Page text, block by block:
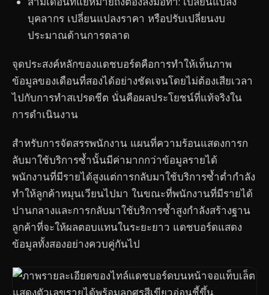
บุคลากร เปลี่ยนแปลงราคา หรือปรับเปลี่ยนงบ
ประมาณด้านการตลาด
จุดประสงค์หลักของแดชบอร์ดคือการทำให้เห็นภาพ
ข้อมูลของเดือนที่สองได้อย่างชัดเจนโดยไม่ต้องเสียเวลา
ไปกับการทำสเปรดชีต นั่นคือผลประโยชน์ที่แท้จริงใน
การดำเนินงาน
สำหรับการจัดสรรพนักงาน แผนที่ความร้อนแสดงการก
ลับมาใช้บริการซ้ำนั้นมีค่ามากกว่าข้อมูลรายได้
พนักงานที่มีรายได้สูงแต่การกลับมาใช้บริการซ้ำต่ำกำลัง
ทำให้ลูกค้าหมุนเวียนไปมา ในขณะที่พนักงานที่มีรายได้
ปานกลางและการกลับมาใช้บริการซ้ำสูงกำลังสร้างฐาน
ลูกค้าที่จะให้ผลตอบแทนในระยะยาว แดชบอร์ดแสดง
ข้อมูลทั้งสองอย่างควบคู่กันไป